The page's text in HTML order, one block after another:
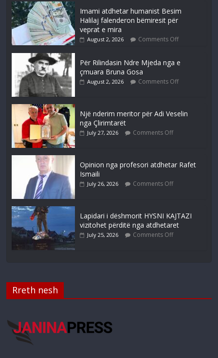
Imami atdhetar humanist Besim
Halilaj falenderon bëmiresit për
veprat e mira
August 2, 2026 Comments Off
Për Rilindasin Ndre Mjeda nga e
çmuara Bruna Gosa
August 2, 2026 Comments Off
Një nderim meritor për Adi Veselin
nga Çlirimtarët
July 27, 2026 Comments Off
Opinion nga profesori atdhetar Rafet
Ismaili
July 26, 2026 Comments Off
Lapidari i dëshmorit HYSNI KAJTAZI
vizitohet përditë nga atdhetaret
July 25, 2026 Comments Off
Rreth nesh